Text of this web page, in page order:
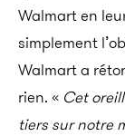
Walmart en
simplement
Walmart a
rien. « Cet
tiers sur notre